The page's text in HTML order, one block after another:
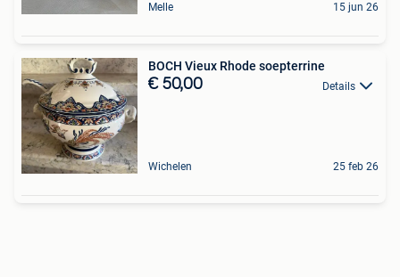
Melle 15 jun 26
BOCH Vieux Rhode soepterrine
€ 50,00 Details
Wichelen 25 feb 26